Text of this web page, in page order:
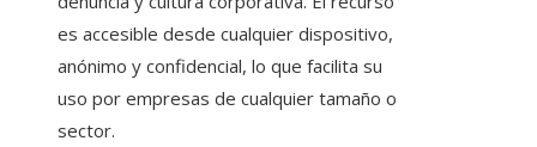
es accesible desde cualquier dispositivo,
anónimo y confidencial, lo que facilita su
uso por empresas de cualquier tamaño o
sector.